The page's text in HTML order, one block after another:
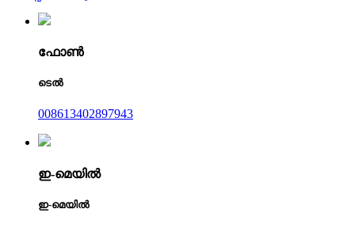
ഫോൺ
ടെൽ
008613402897943
ഇ-മെയിൽ
ഇ-മെയിൽ